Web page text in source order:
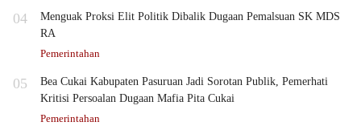
04
Menguak Proksi Elit Politik Dibalik Dugaan Pemalsuan SK MDS
RA
Pemerintahan
05
Bea Cukai Kabupaten Pasuruan Jadi Sorotan Publik, Pemerhati
Kritisi Persoalan Dugaan Mafia Pita Cukai
Pemerintahan